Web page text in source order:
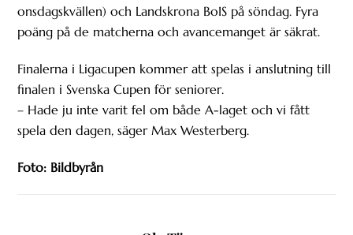
onsdagskvällen) och Landskrona BoIS på söndag. Fyra
poäng på de matcherna och avancemanget är säkrat.
Finalerna i Ligacupen kommer att spelas i anslutning till
finalen i Svenska Cupen för seniorer.
– Hade ju inte varit fel om både A-laget och vi fått
spela den dagen, säger Max Westerberg.
Foto: Bildbyrån